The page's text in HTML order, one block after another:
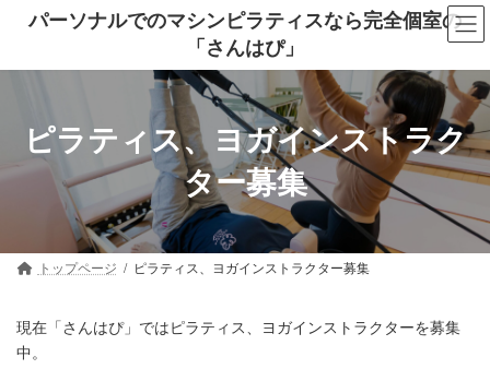
ン
ー
パーソナルでのマシンピラティスなら完全個室の
「さんはぴ」
ピラティス、ヨガインストラク
ター募集
トップページ ピラティス、ヨガインストラクター募集
現在「さんはぴ」ではピラティス、ヨガインストラクターを募集
中。